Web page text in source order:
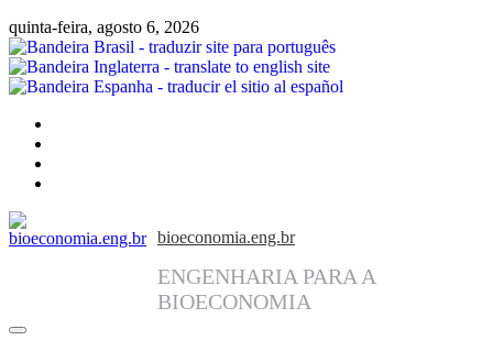
quinta-feira, agosto 6, 2026
bioeconomia.eng.br
ENGENHARIA PARA A
BIOECONOMIA